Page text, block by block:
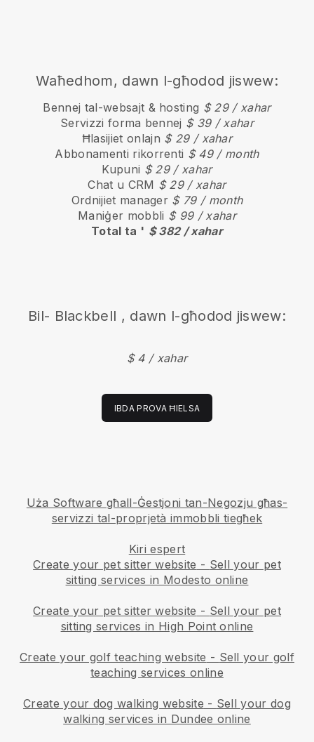
Waħedhom, dawn l-għodod jiswew:
Bennej tal-websajt & hosting $ 29 / xahar
Servizzi forma bennej $ 39 / xahar
Ħlasijiet onlajn $ 29 / xahar
Abbonamenti rikorrenti $ 49 / month
Kupuni $ 29 / xahar
Chat u CRM $ 29 / xahar
Ordnijiet manager $ 79 / month
Maniġer mobbli $ 99 / xahar
Total ta ' $ 382 / xahar
Bil- Blackbell , dawn l-għodod jiswew:
$ 4 / xahar
IBDA PROVA ĦIELSA
Uża Software għall-Ġestjoni tan-Negozju għas-
servizzi tal-proprjetà immobbli tiegħek
Kiri espert
Create your pet sitter website - Sell your pet
sitting services in Modesto online
Create your pet sitter website - Sell your pet
sitting services in High Point online
Create your golf teaching website - Sell your golf
teaching services online
Create your dog walking website - Sell your dog
walking services in Dundee online